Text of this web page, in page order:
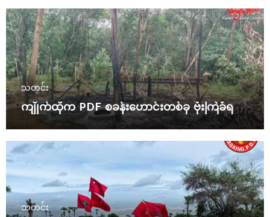
သတင်း
ကျိုက်ထိုက PDF စခန်းဟောင်းတစ်ခု ဗုံးကြဲခံရ
သတင်း